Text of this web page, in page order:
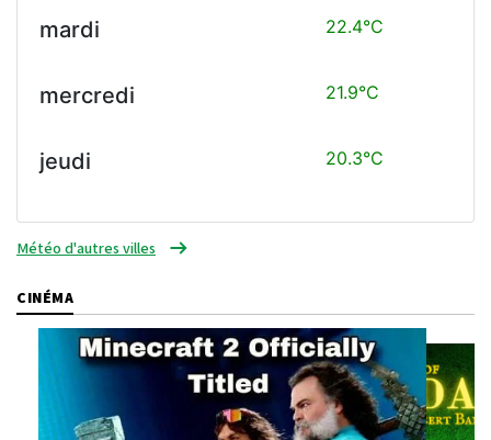
mardi 22.4°C
mercredi 21.9°C
jeudi 20.3°C
Météo d'autres villes
CINÉMA